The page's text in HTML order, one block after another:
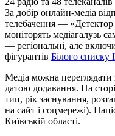
За добір онлайн-медіа
телебачення — «Детектор
моніторять медіагалузь
— регіональні, але
фігурантів Білого списку
Медіа можна переглядати
датою додавання. На
тип, рік заснування,
на сайт і соцмережі).
Київській області.